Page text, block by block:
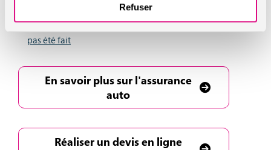
Refuser
Assurance auto : la question de l’indemnisation dans
le cas d’un accident alors que le contrôle technique n’a
pas été fait
En savoir plus sur l'assurance
auto
Réaliser un devis en ligne